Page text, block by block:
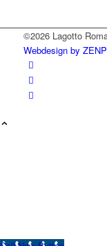
©2026 Lagotto
Webdesign by